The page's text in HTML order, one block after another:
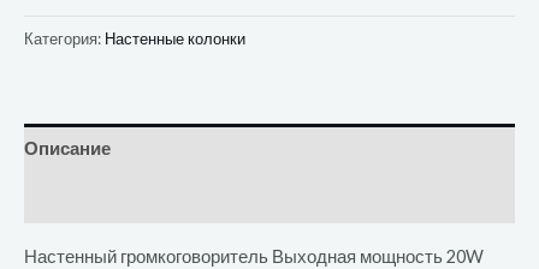
Категория: Настенные колонки
Описание
Настенный громкоговоритель Выходная мощность 20W